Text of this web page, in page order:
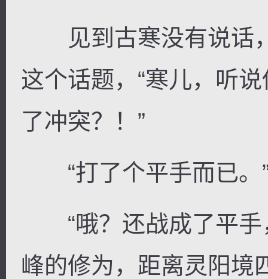
见到古寒没有说话
这个话题，“寒儿，听
了冲突？！”
“打了个平手而已。
“哦？还战成了平手
峰的修为，距离灵阳境